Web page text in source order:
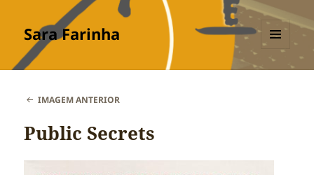
Sara Farinha
MENU
IMAGEM ANTERIOR
Public Secrets